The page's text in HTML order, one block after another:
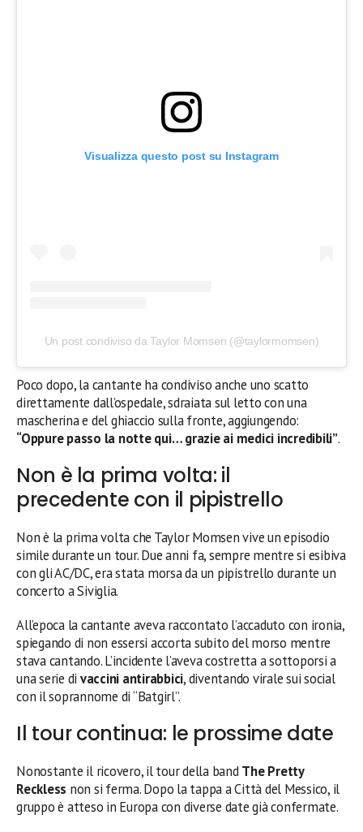
Visualizza questo post su Instagram
Un post condiviso da Taylor Momsen (@taylormomsen)
Poco dopo, la cantante ha condiviso anche uno scatto
direttamente dall’ospedale, sdraiata sul letto con una
mascherina e del ghiaccio sulla fronte, aggiungendo:
“Oppure passo la notte qui… grazie ai medici incredibili”.
Non è la prima volta: il
precedente con il pipistrello
Non è la prima volta che Taylor Momsen vive un episodio
simile durante un tour. Due anni fa, sempre mentre si esibiva
con gli AC/DC, era stata morsa da un pipistrello durante un
concerto a Siviglia.
All’epoca la cantante aveva raccontato l’accaduto con ironia,
spiegando di non essersi accorta subito del morso mentre
stava cantando. L’incidente l’aveva costretta a sottoporsi a
una serie di vaccini antirabbici, diventando virale sui social
con il soprannome di “Batgirl”.
Il tour continua: le prossime date
Nonostante il ricovero, il tour della bandThe Pretty
Reckless non si ferma. Dopo la tappa a Città del Messico, il
gruppo è atteso in Europa con diverse date già confermate.